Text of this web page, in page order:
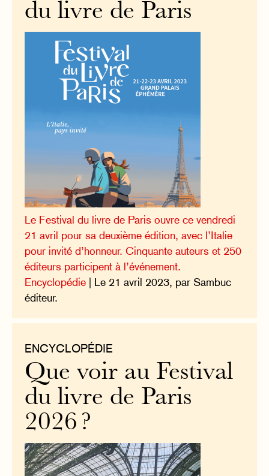
du livre de Paris
Le Festival du livre de Paris ouvre ce vendredi
21 avril pour sa deuxième édition, avec l’Italie
pour invité d’honneur. Cinquante auteurs et 250
éditeurs participent à l’événement.
Encyclopédie | Le 21 avril 2023, par Sambuc
éditeur.
ENCYCLOPÉDIE
Que voir au Festival
du livre de Paris
2026 ?